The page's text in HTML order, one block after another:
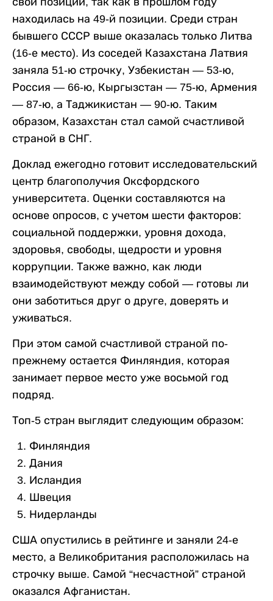
находилась на 49-й позиции. Среди стран
бывшего СССР выше оказалась только Литва
(16-е место). Из соседей Казахстана Латвия
заняла 51-ю строчку, Узбекистан — 53-ю,
Россия — 66-ю, Кыргызстан — 75-ю, Армения
— 87-ю, а Таджикистан — 90-ю. Таким
образом, Казахстан стал самой счастливой
страной в СНГ.
Доклад ежегодно готовит исследовательский
центр благополучия Оксфордского
университета. Оценки составляются на
основе опросов, с учетом шести факторов:
социальной поддержки, уровня дохода,
здоровья, свободы, щедрости и уровня
коррупции. Также важно, как люди
взаимодействуют между собой — готовы ли
они заботиться друг о друге, доверять и
уживаться.
При этом самой счастливой страной по-
прежнему остается Финляндия, которая
занимает первое место уже восьмой год
подряд.
Топ-5 стран выглядит следующим образом:
Финляндия
Дания
Исландия
Швеция
Нидерланды
США опустились в рейтинге и заняли 24-е
место, а Великобритания расположилась на
строчку выше. Самой “несчастной” страной
оказался Афганистан.